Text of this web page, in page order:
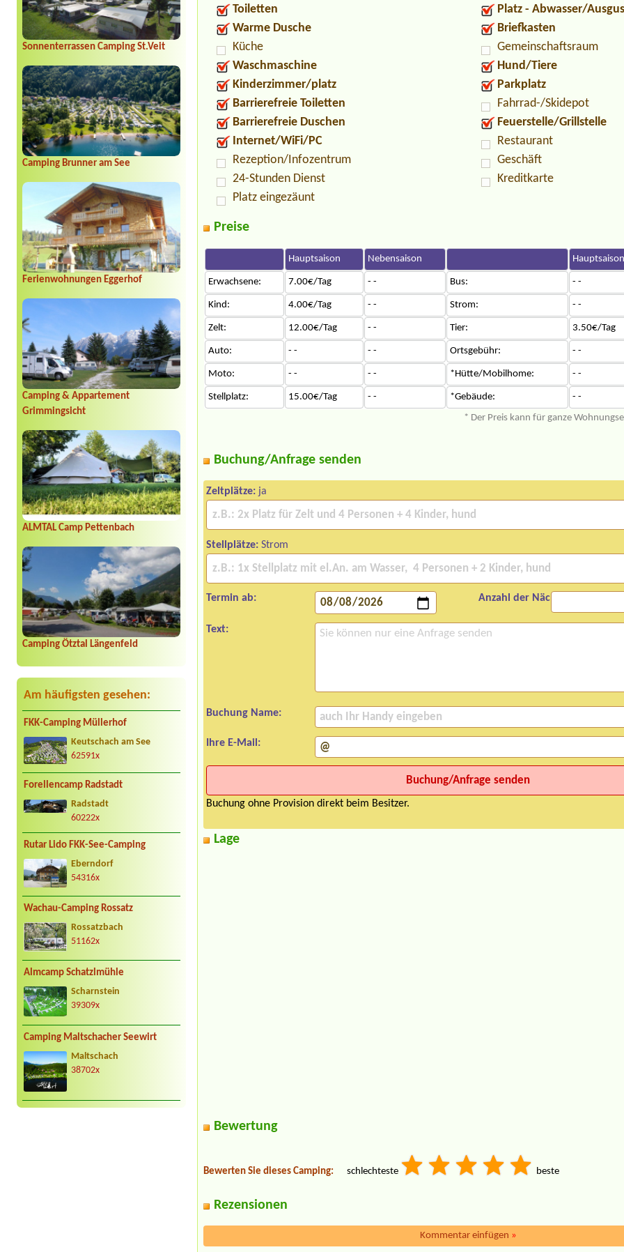
Sonnenterrassen Camping St.Veit
Camping Brunner am See
Ferienwohnungen Eggerhof
Camping & Appartement
Grimmingsicht
ALMTAL Camp Pettenbach
Camping Ötztal Längenfeld
Am häufigsten gesehen:
FKK-Camping Müllerhof
Keutschach am See
62591x
Forellencamp Radstadt
Radstadt
60222x
Rutar Lido FKK-See-Camping
Eberndorf
54316x
Wachau-Camping Rossatz
Rossatzbach
51162x
Almcamp Schatzlmühle
Scharnstein
39309x
Camping Maltschacher Seewirt
Maltschach
38702x
Toiletten
Warme Dusche
Küche
Waschmaschine
Kinderzimmer/platz
Barrierefreie Toiletten
Barrierefreie Duschen
Internet/WiFi/PC
Rezeption/Infozentrum
24-Stunden Dienst
Platz eingezäunt
Platz - Abwasser/
Briefkasten
Gemeinschaftsraum
Hund/Tiere
Parkplatz
Fahrrad-/Skidepot
Feuerstelle/Grillstelle
Restaurant
Geschäft
Kreditkarte
Preise
Hauptsaison Nebensaison Hauptsaison
Erwachsene: 7.00€/Tag - - Bus: - -
Kind: 4.00€/Tag - - Strom: - -
Zelt: 12.00€/Tag - - Tier: 3.50€/Tag
Auto: - - - - Ortsgebühr: - -
Moto: - - - - *Hütte/Mobilhome: - -
Stellplatz: 15.00€/Tag - - *Gebäude: - -
* Der Preis kann für ganze
Buchung/Anfrage senden
Zeltplätze: ja
Stellplätze: Strom
Termin ab: Anzahl der Nächte:
Text:
Buchung Name:
Ihre E-Mail:
Buchung ohne Provision direkt beim Besitzer.
Lage
Bewertung
Bewerten Sie dieses Camping: schlechteste beste
Rezensionen
Kommentar einfügen »